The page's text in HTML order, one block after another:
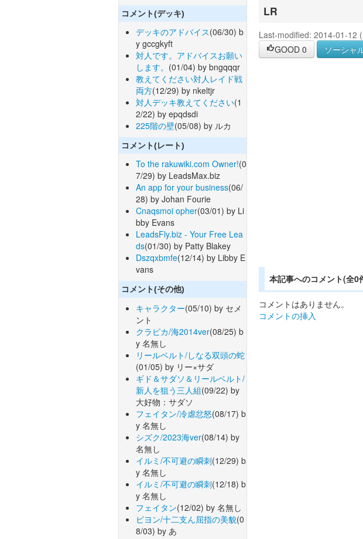
コメント(デッキ)
デッキのアドバイス(06/30) b
y gccgkyft
対人です。アドバイスお願い
します。 (01/04) by bngqqqr
教えてください対人レイド戦
両方(12/29) by nkeltjr
対人デッキ教えてください(1
2/22) by epqdsdi
225階の壁(05/08) by ルカ
コメント(レート)
To the rakuwiki.com Owner!(0
7/29) by LeadsMax.biz
An app for your business(06/
28) by Johan Fourie
Cnaqsmoi opher(03/01) by Li
bby Evans
LeadsFly.biz - Your Free Lea
ds(01/30) by Patty Blakey
Dszqxbmfe(12/14) by Libby E
vans
コメント(その他)
キャラクター(05/10) by セメ
ント
クラピカ/海2014ver(08/25) b
y 名無し
リールベルト/しなる双頭の蛇
(01/05) by リー×サダ
ギド＆サダソ＆リールベルト/
新人を狙う三人組(09/22) by
大好物：サダソ
フェイタン/冷虐忿怒(08/17) b
y 名無し
シズク/2023海ver(08/14) by
名無し
イルミ/不可避の瞬刺(12/29) b
y 名無し
イルミ/不可避の瞬刺(12/18) b
y 名無し
フェイタン(12/02) by 名無し
ピヨン/十二支ん屈指の美貌(0
8/03) by あ
LR
Last-modified: 2014-01-12
GOOD 0 ソーシャ
本記事へのコメント(全0
コメントはありません。
コメントの挿入